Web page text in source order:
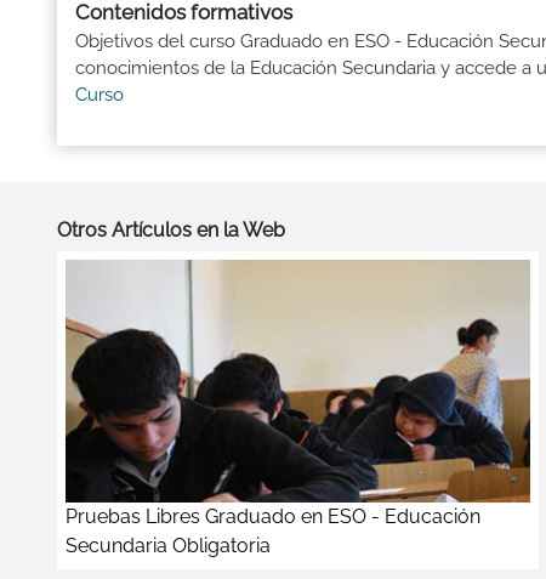
Contenidos formativos
Objetivos del curso Graduado en ESO - Educación
conocimientos de la Educación Secundaria y accede a
Curso
Otros Artículos en la Web
Pruebas Libres Graduado en ESO - Educación
Secundaria Obligatoria